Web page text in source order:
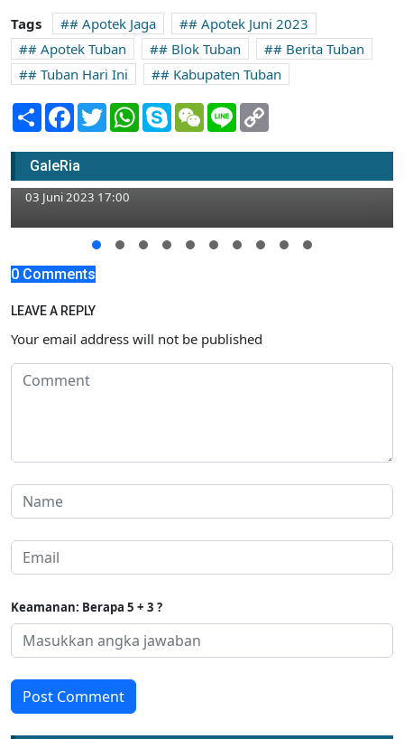
Tags # Apotek Jaga
# Apotek Juni 2023
# Apotek Tuban
# Blok Tuban
# Berita Tuban
# Tuban Hari Ini
# Kabupaten Tuban
Share Facebook
TwitterWhatsApp
SkypeWeChatLine
GaleRia
Pemilik Motor Berplat S hingga Tahun 2031
Terancam Pidana dan Denda
03 Juni 2023 17:00
0 Comments
LEAVE A REPLY
Your email address will not be published
Keamanan: Berapa 5 + 3 ?
Post Comment